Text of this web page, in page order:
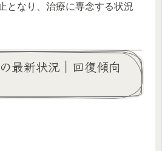
となり、治療に専念する状況
最新状況｜回復傾向